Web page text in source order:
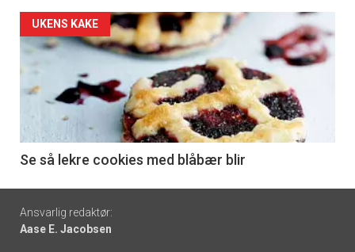
Forsiden
akkurat
nå
6
UKENS KAKE
Se så lekre cookies med blåbær blir
Footer
-
Ansvarlig redaktør:
Aase E. Jacobsen